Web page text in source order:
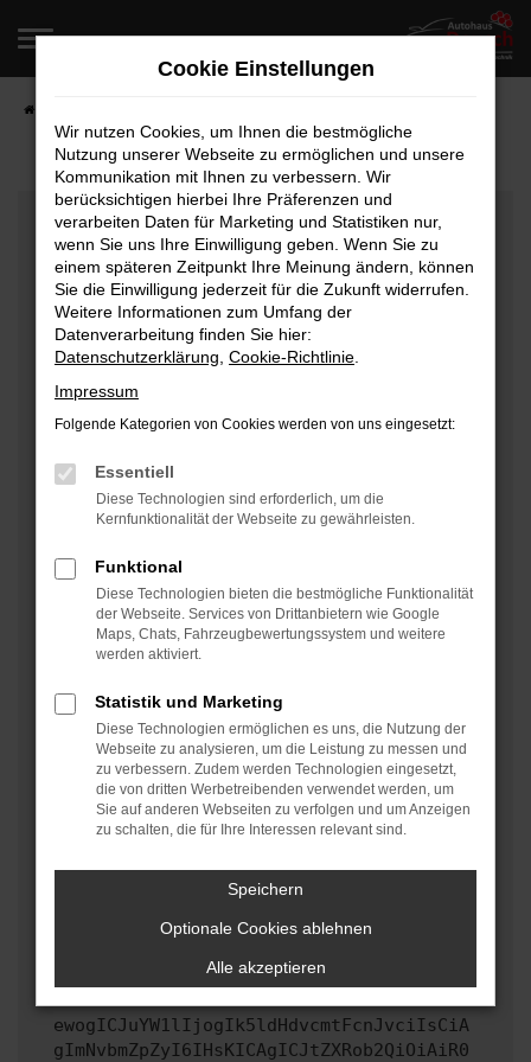
Zum
springen
Fehler: Network Error
Beim Laden ist ein Fehler aufgetreten.
Hier sind ein paar Tipps, die dir helfen können:
Überprüfe deine Firewall und deine
Internetverbindung.
Laden andere Webseiten, zum Beispiel deine
Manche Erweiterungen, wie Werbeblocker, können
das Laden bestimmter Seiten verhindern.
Funktioniert die Seite in einem anderen Browser
Starte dein Gerät neu.
Das kann manchmal helfen, vorübergehende
Probleme zu beheben.
Betriebssystem auf dem neuesten Stand sind.
Veraltete Software birgt nicht nur ein
Sicherheitsrisiko, sondern kann auch dazu führen,
dass bestimmte Funktionen nicht mehr unterstützt
werden.
Wende dich an den Webseitenbetreiber.
Wenn du alle oben genannten Schritte versucht hast,
kontaktiere uns bitte. Wir werden versuchen, das
Problem zu beheben. Du kannst uns diesen Text
schicken, um uns bei der Fehlersuche zu
ewogICJuYW1lIjogIk5ldHdvcmtFcnJvciIsCiA
gImNvbmZpZyI6IHsKICAgICJtZXRob2QiOiAiR0
Cookie Einstellungen
Wir nutzen Cookies, um Ihnen die bestmögliche
Nutzung unserer Webseite zu ermöglichen und unsere
Kommunikation mit Ihnen zu verbessern. Wir
berücksichtigen hierbei Ihre Präferenzen und
verarbeiten Daten für Marketing und Statistiken nur,
wenn Sie uns Ihre Einwilligung geben. Wenn Sie zu
einem späteren Zeitpunkt Ihre Meinung ändern, können
Sie die Einwilligung jederzeit für die Zukunft widerrufen.
Weitere Informationen zum Umfang der
Datenverarbeitung finden Sie hier:
Datenschutzerklärung Cookie-Richtlinie
Impressum
Folgende Kategorien von Cookies werden von uns eingesetzt:
Essentiell
Diese Technologien sind erforderlich, um die
Kernfunktionalität der Webseite zu gewährleisten.
Funktional
Diese Technologien bieten die bestmögliche Funktionalität
der Webseite. Services von Drittanbietern wie Google
Maps, Chats, Fahrzeugbewertungssystem und weitere
werden aktiviert.
Statistik und Marketing
Diese Technologien ermöglichen es uns, die Nutzung der
Webseite zu analysieren, um die Leistung zu messen und
zu verbessern. Zudem werden Technologien eingesetzt,
die von dritten Werbetreibenden verwendet werden, um
Sie auf anderen Webseiten zu verfolgen und um Anzeigen
zu schalten, die für Ihre Interessen relevant sind.
Speichern
Optionale Cookies ablehnen
Alle akzeptieren